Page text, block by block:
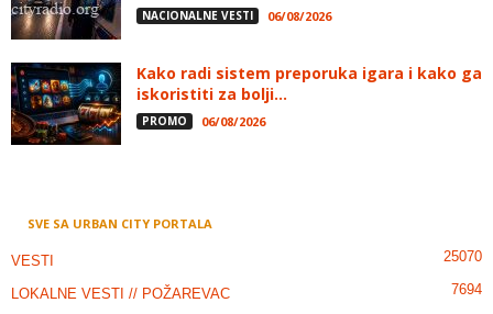
NACIONALNE VESTI 06/08/2026
Kako radi sistem preporuka igara i kako ga
iskoristiti za bolji...
PROMO 06/08/2026
SVE SA URBAN CITY PORTALA
VESTI 25070
LOKALNE VESTI // POŽAREVAC 7694